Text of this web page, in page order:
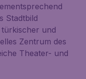
Stadtbild
und
Zentrum des
Theater- und